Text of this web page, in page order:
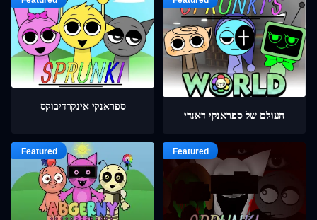
ספראנקי אינקרדיבוקס
העולם של ספראנקי דאנדי